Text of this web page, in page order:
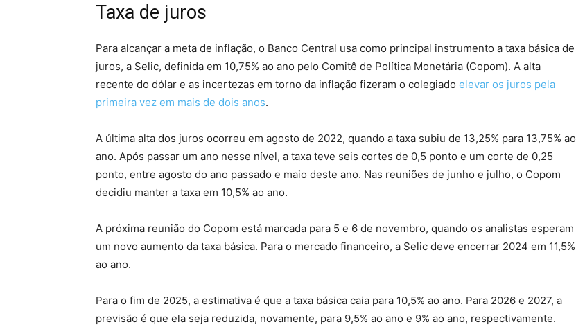
Taxa de juros
Para alcançar a meta de inflação, o Banco Central usa como principal instrumento a taxa básica de
juros, a Selic, definida em 10,75% ao ano pelo Comitê de Política Monetária (Copom). A alta
recente do dólar e as incertezas em torno da inflação fizeram o colegiado elevar os juros pela
primeira vez em mais de dois anos.
A última alta dos juros ocorreu em agosto de 2022, quando a taxa subiu de 13,25% para 13,75% ao
ano. Após passar um ano nesse nível, a taxa teve seis cortes de 0,5 ponto e um corte de 0,25
ponto, entre agosto do ano passado e maio deste ano. Nas reuniões de junho e julho, o Copom
decidiu manter a taxa em 10,5% ao ano.
A próxima reunião do Copom está marcada para 5 e 6 de novembro, quando os analistas esperam
um novo aumento da taxa básica. Para o mercado financeiro, a Selic deve encerrar 2024 em 11,5%
ao ano.
Para o fim de 2025, a estimativa é que a taxa básica caia para 10,5% ao ano. Para 2026 e 2027, a
previsão é que ela seja reduzida, novamente, para 9,5% ao ano e 9% ao ano, respectivamente.